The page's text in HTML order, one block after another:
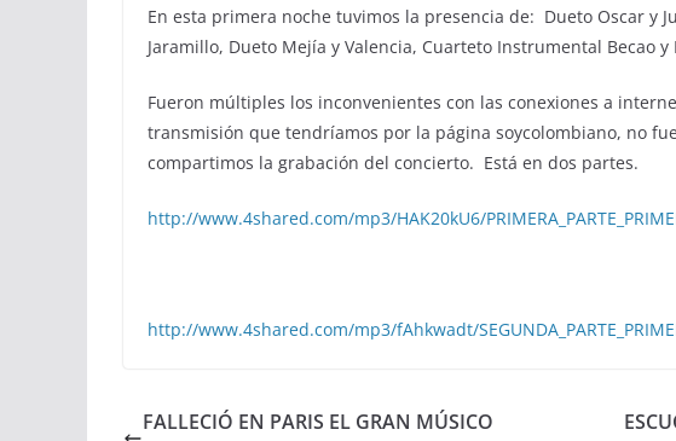
En esta primera noche tuvimos la presencia de: Dueto Oscar y
Jaramillo, Dueto Mejía y Valencia, Cuarteto Instrumental Becao
Fueron múltiples los inconvenientes con las conexiones a
transmisión que tendríamos por la página soycolombiano, no
compartimos la grabación del concierto. Está en dos partes.
http://www.4shared.com/mp3/HAK20kU6/
http://www.4shared.com/mp3/fAhkwadt/
FALLECIÓ EN PARIS EL GRAN MÚSICO